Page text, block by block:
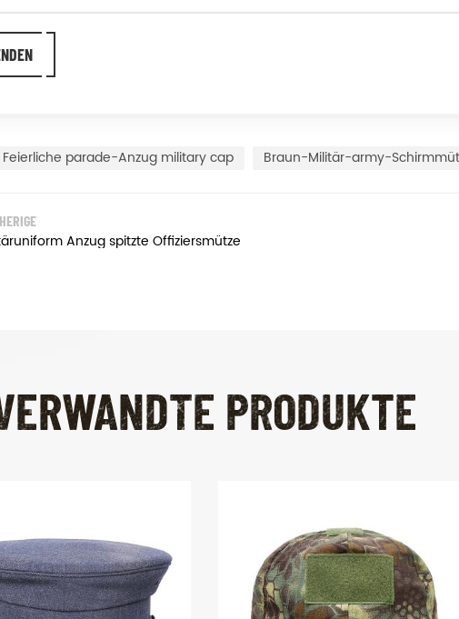
Feierliche parade-Anzug military cap Braun-Militär-army-
Anzug spitzte Offiziersmütze
PRODUKTE